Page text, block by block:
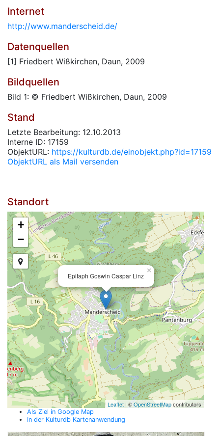
Internet
http://www.manderscheid.de/
Datenquellen
[1] Friedbert Wißkirchen, Daun, 2009
Bildquellen
Bild 1: © Friedbert Wißkirchen, Daun, 2009
Stand
Letzte Bearbeitung: 12.10.2013
Interne ID: 17159
ObjektURL: https://kulturdb.de/einobjekt.php?id=17159
ObjektURL als Mail versenden
Standort
Epitaph Goswin Caspar Linz
×
+
−
Leaflet | ©OpenStreetMapcontributors
Als Ziel in Google Map
In der Kulturdb Kartenanwendung